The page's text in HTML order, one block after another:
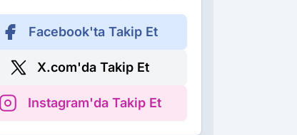
Facebook'ta Takip Et
X.com'da Takip Et
Instagram'da Takip Et